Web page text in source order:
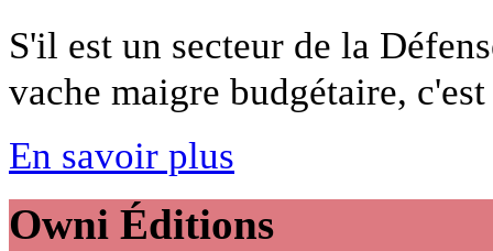
S'il est un secteur de la
vache maigre budgétaire,
En savoir plus
Owni Éditions